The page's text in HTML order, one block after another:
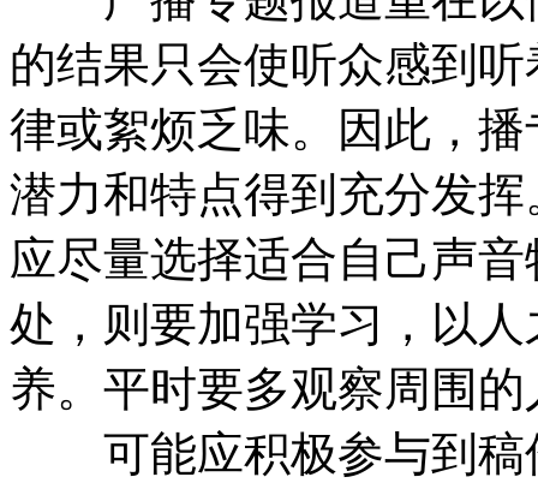
的结果只会使听众感到
律或絮烦乏味。因此，
潜力和特点得到充分发
应尽量选择适合自己声
处，则要加强学习，以
养。平时要多观察周围
可能应积极参与到稿